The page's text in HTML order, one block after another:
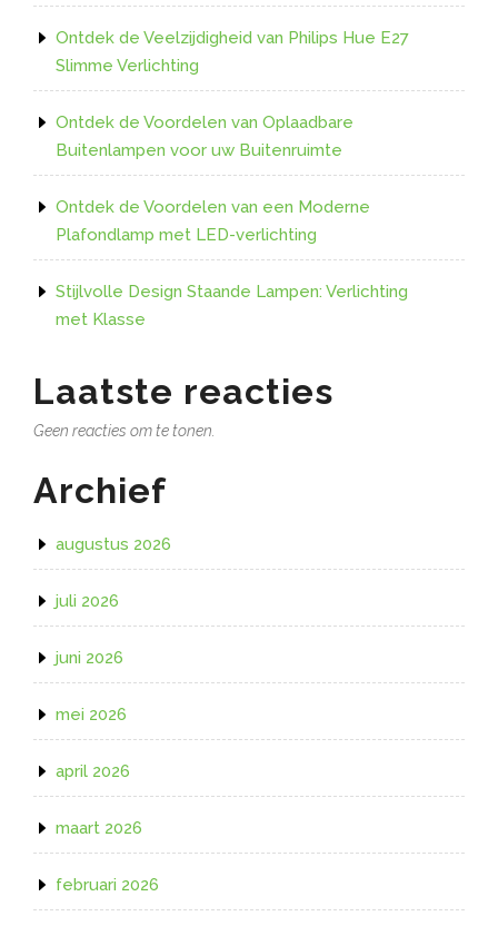
Ontdek de Veelzijdigheid van Philips Hue E27
Slimme Verlichting
Ontdek de Voordelen van Oplaadbare
Buitenlampen voor uw Buitenruimte
Ontdek de Voordelen van een Moderne
Plafondlamp met LED-verlichting
Stijlvolle Design Staande Lampen: Verlichting
met Klasse
Laatste reacties
Geen reacties om te tonen.
Archief
augustus 2026
juli 2026
juni 2026
mei 2026
april 2026
maart 2026
februari 2026